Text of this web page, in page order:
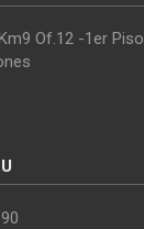
Of.12 -1er Piso